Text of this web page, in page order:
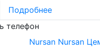
Подробнее
телефон
Nursan Nursan